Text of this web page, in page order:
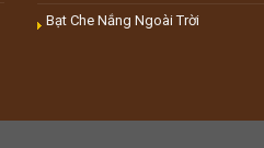
Bạt Che Nắng Ngoài Trời